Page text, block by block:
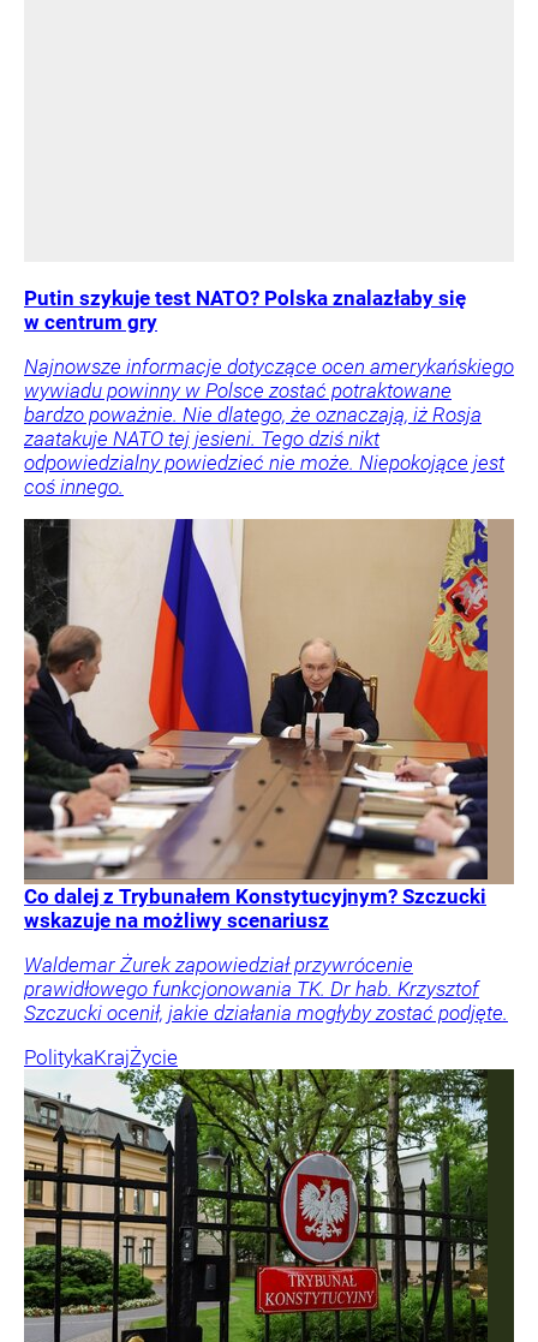
Putin szykuje test NATO? Polska znalazłaby się
w centrum gry
Najnowsze informacje dotyczące ocen amerykańskiego
wywiadu powinny w Polsce zostać potraktowane
bardzo poważnie. Nie dlatego, że oznaczają, iż Rosja
zaatakuje NATO tej jesieni. Tego dziś nikt
odpowiedzialny powiedzieć nie może. Niepokojące jest
coś innego.
Co dalej z Trybunałem Konstytucyjnym? Szczucki
wskazuje na możliwy scenariusz
Waldemar Żurek zapowiedział przywrócenie
prawidłowego funkcjonowania TK. Dr hab. Krzysztof
Szczucki ocenił, jakie działania mogłyby zostać podjęte.
PolitykaKrajŻycie